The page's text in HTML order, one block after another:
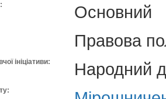
Основний
Правова
ініціативи: Народний